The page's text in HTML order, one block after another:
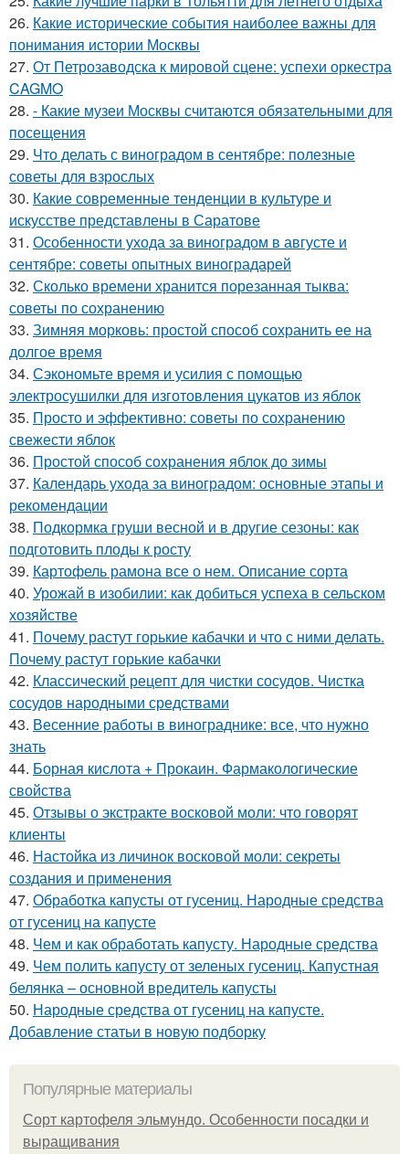
26. Какие исторические события наиболее важны для
понимания истории Москвы
27. От Петрозаводска к мировой сцене: успехи оркестра
CAGMO
28. - Какие музеи Москвы считаются обязательными для
посещения
29. Что делать с виноградом в сентябре: полезные
советы для взрослых
30. Какие современные тенденции в культуре и
искусстве представлены в Саратове
31. Особенности ухода за виноградом в августе и
сентябре: советы опытных виноградарей
32. Сколько времени хранится порезанная тыква:
советы по сохранению
33. Зимняя морковь: простой способ сохранить ее на
долгое время
34. Сэкономьте время и усилия с помощью
электросушилки для изготовления цукатов из яблок
35. Просто и эффективно: советы по сохранению
свежести яблок
36. Простой способ сохранения яблок до зимы
37. Календарь ухода за виноградом: основные этапы и
рекомендации
38. Подкормка груши весной и в другие сезоны: как
подготовить плоды к росту
39. Картофель рамона все о нем. Описание сорта
40. Урожай в изобилии: как добиться успеха в сельском
хозяйстве
41. Почему растут горькие кабачки и что с ними делать.
Почему растут горькие кабачки
42. Классический рецепт для чистки сосудов. Чистка
сосудов народными средствами
43. Весенние работы в винограднике: все, что нужно
знать
44. Борная кислота + Прокаин. Фармакологические
свойства
45. Отзывы о экстракте восковой моли: что говорят
клиенты
46. Настойка из личинок восковой моли: секреты
создания и применения
47. Обработка капусты от гусениц. Народные средства
от гусениц на капусте
48. Чем и как обработать капусту. Народные средства
49. Чем полить капусту от зеленых гусениц. Капустная
белянка – основной вредитель капусты
50. Народные средства от гусениц на капусте.
Добавление статьи в новую подборку
Популярные материалы
Сорт картофеля эльмундо. Особенности посадки и
выращивания